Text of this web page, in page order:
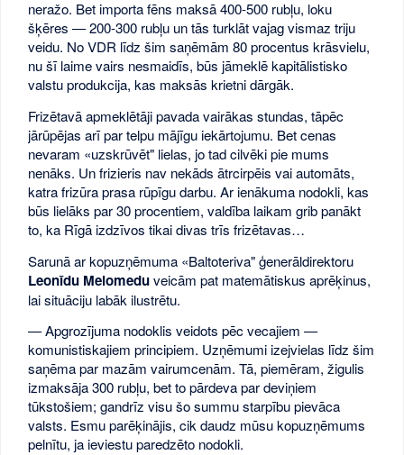
neražo. Bet importa fēns maksā 400-500 rubļu, loku
šķēres — 200-300 rubļu un tās turklāt vajag vismaz triju
veidu. No VDR līdz šim saņēmām 80 procentus krāsvielu,
nu šī laime vairs nesmaidīs, būs jāmeklē kapitālistisko
valstu produkcija, kas maksās krietni dārgāk.
Frizētavā apmeklētāji pavada vairākas stundas, tāpēc
jārūpējas arī par telpu mājīgu iekārtojumu. Bet cenas
nevaram «uzskrūvēt" lielas, jo tad cilvēki pie mums
nenāks. Un frizieris nav nekāds ātrcirpēis vai automāts,
katra frizūra prasa rūpīgu darbu. Ar ienākuma nodokli, kas
būs lielāks par 30 procentiem, valdība laikam grib panākt
to, ka Rīgā izdzīvos tikai divas trīs frizētavas…
Sarunā ar kopuzņēmuma «Baltoteriva" ģenerāldirektoru
Leonīdu Melomeduveicām pat matemātiskus aprēķinus,
lai situāciju labāk ilustrētu.
— Apgrozījuma nodoklis veidots pēc vecajiem —
komunistiskajiem principiem. Uzņēmumi izejvielas līdz šim
saņēma par mazām vairumcenām. Tā, piemēram, žigulis
izmaksāja 300 rubļu, bet to pārdeva par deviņiem
tūkstošiem; gandrīz visu šo summu starpību pievāca
valsts. Esmu parēķinājis, cik daudz mūsu kopuzņēmums
pelnītu, ja ieviestu paredzēto nodokli.